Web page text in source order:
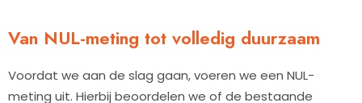
Van NUL-meting tot volledig duurzaam
Voordat we aan de slag gaan, voeren we een NUL-
meting uit. Hierbij beoordelen we of de bestaande